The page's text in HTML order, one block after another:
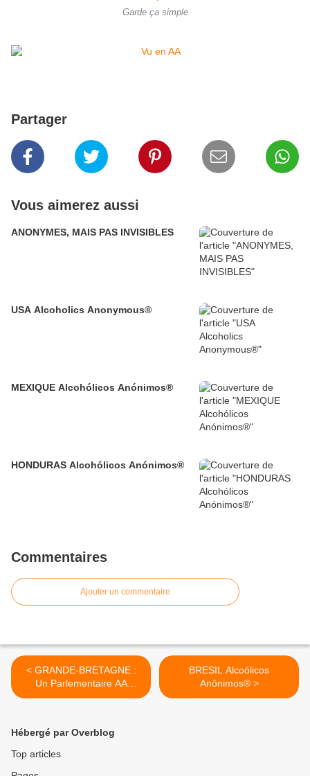
Garde ça simple
Partager
Vous aimerez aussi
ANONYMES, MAIS PAS INVISIBLES
USA Alcoholics Anonymous®
MEXIQUE Alcohólicos Anónimos®
HONDURAS Alcohólicos Anónimos®
Commentaires
Ajouter un commentaire
< GRANDE-BRETAGNE :
Un Parlementaire AA
présente AA
BRESIL Alcoólicos
Anônimos® >
Hébergé par Overblog
Top articles